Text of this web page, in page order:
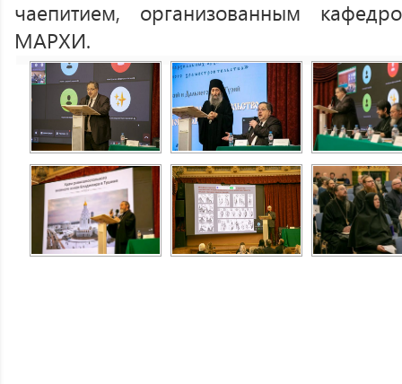
чаепитием, организованным
МАРХИ.